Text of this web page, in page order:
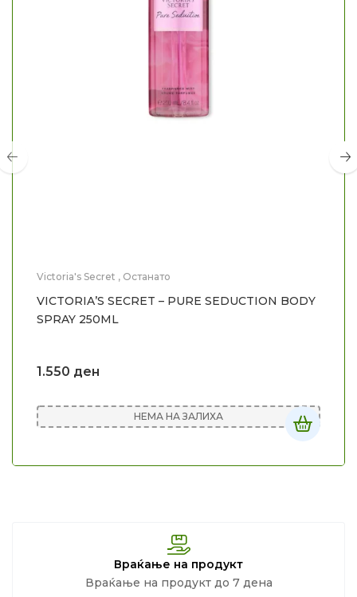
Victoria's Secret , Останато
VICTORIA’S SECRET – PURE SEDUCTION BODY
SPRAY 250ML
1.550 ден
НЕМА НА ЗАЛИХА
Враќање на продукт
Враќање на продукт до 7 дена